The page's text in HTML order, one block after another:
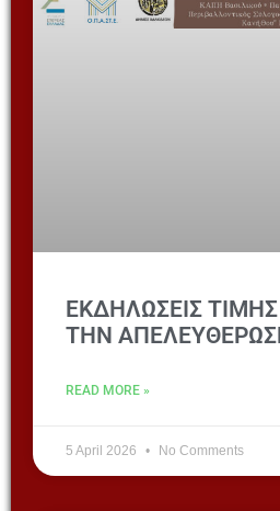
ΕΚΔΗΛΩΣΕΙΣ
ΤΗΝ
READ MORE »
5 April 2026 No Comments